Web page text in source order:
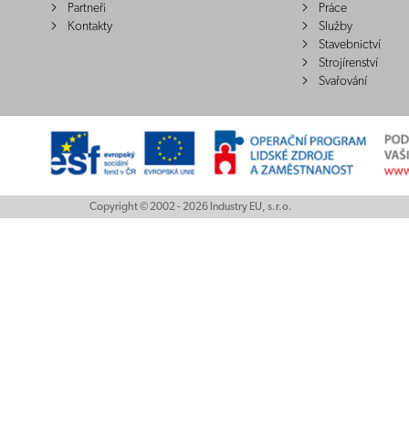
Partneři
Kontakty
Práce
Služby
Stavebnictví
Strojírenství
Svařování
Copyright © 2002 - 2026 Industry EU, s.r.o.